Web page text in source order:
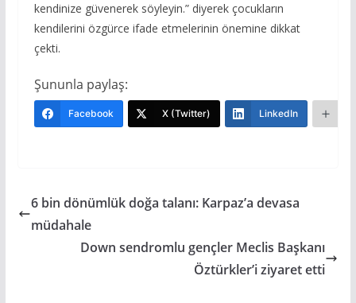
kendinize güvenerek söyleyin.” diyerek çocukların
kendilerini özgürce ifade etmelerinin önemine dikkat
çekti.
Şununla paylaş:
Facebook X (Twitter) LinkedIn
6 bin dönümlük doğa talanı: Karpaz’a devasa
müdahale
Down sendromlu gençler Meclis Başkanı
Öztürkler’i ziyaret etti